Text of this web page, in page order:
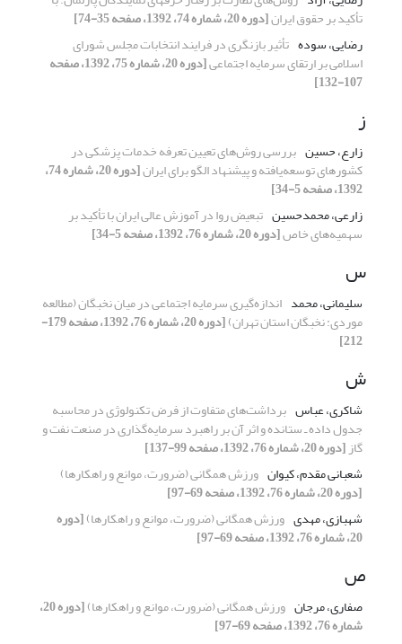
تأکید بر حقوق ایران[دوره 20، شماره 74، 1392، صفحه 35-74]
رضایی، سوده تأثیر بازنگری در فرایند انتخابات مجلس شورای
اسلامی بر ارتقای سرمایه اجتماعی [دوره 20، شماره 75، 1392، صفحه
107-132]
ز
زارع، حسین بررسی روش‌های تعیین تعرفه خدمات پزشکی در
کشورهای توسعه‌یافته و پیشنهاد الگو برای ایران [دوره 20، شماره 74،
1392، صفحه 5-34]
زارعی، محمدحسین تبعیض روا در آموزش عالی ایران با تأکید بر
سهمیه‌های خاص[دوره 20، شماره 76، 1392، صفحه 5-34]
س
سلیمانی، محمد اندازه‌گیری سرمایه اجتماعی در میان نخبگان (مطالعه
موردی: نخبگان استان تهران) [دوره 20، شماره 76، 1392، صفحه 179-
212]
ش
شاکری، عباس برداشت‌های متفاوت از فرض تکنولوژی در محاسبه
جدول داده ـ ستانده و اثر آن بر راهبرد سرمایه‌گذاری در صنعت نفت و
گاز[دوره 20، شماره 76، 1392، صفحه 99-137]
شعبانی مقدم، کیوان ورزش همگانی (ضرورت، موانع و راهکارها)
[دوره 20، شماره 76، 1392، صفحه 69-97]
شهبازی، مهدی ورزش همگانی (ضرورت، موانع و راهکارها)[دوره
20، شماره 76، 1392، صفحه 69-97]
ص
صفاری، مرجان ورزش همگانی (ضرورت، موانع و راهکارها) [دوره 20،
شماره 76، 1392، صفحه 69-97]